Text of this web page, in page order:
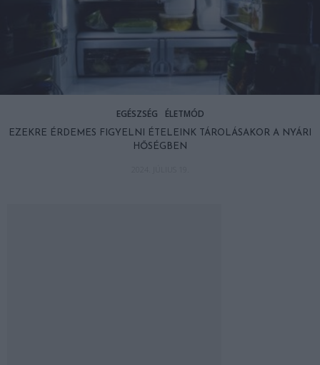
EGÉSZSÉG ÉLETMÓD
EZEKRE ÉRDEMES FIGYELNI ÉTELEINK TÁROLÁSAKOR A NYÁRI
HŐSÉGBEN